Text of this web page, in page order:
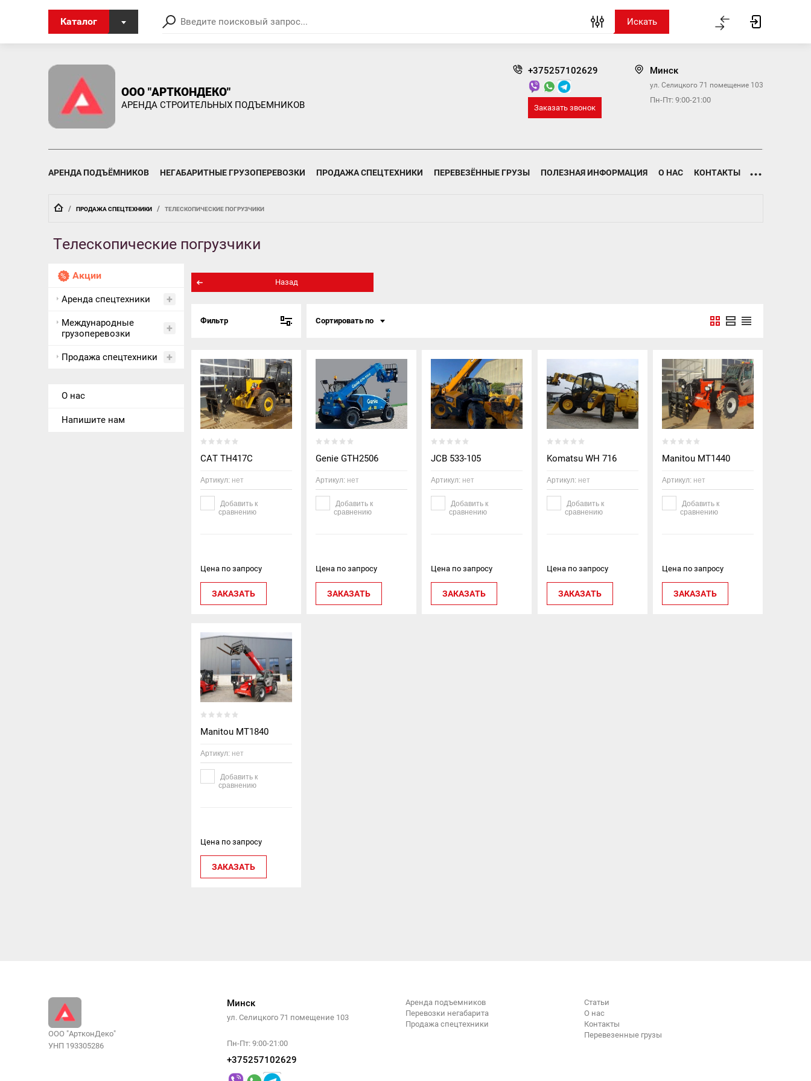
Каталог
ООО "АРТКОНДЕКО"
АРЕНДА СТРОИТЕЛЬНЫХ ПОДЪЕМНИКОВ
+375257102629
Заказать звонок
Минск
ул. Селицкого 71 помещение 103
Пн-Пт: 9:00-21:00
АРЕНДА ПОДЪЁМНИКОВ НЕГАБАРИТНЫЕ ГРУЗОПЕРЕВОЗКИ ПРОДАЖА СПЕЦТЕХНИКИ ПЕРЕВЕЗЁННЫЕ ГРУЗЫ ПОЛЕЗНАЯ ИНФОРМАЦИЯ О НАС КОНТАКТЫ ...
  /
ПРОДАЖА СПЕЦТЕХНИКИ
  /
ТЕЛЕСКОПИЧЕСКИЕ ПОГРУЗЧИКИ
Телескопические погрузчики
Акции
Аренда спецтехники
Международные
грузоперевозки
Продажа спецтехники
О нас
Напишите нам
Назад
Фильтр Сортировать по
CAT TH417C
Артикул:нет
Добавить к
сравнению
Цена по запросу
ЗАКАЗАТЬ
Genie GTH2506
Артикул:нет
Добавить к
сравнению
Цена по запросу
ЗАКАЗАТЬ
JCB 533-105
Артикул: нет
Добавить к
сравнению
Цена по запросу
ЗАКАЗАТЬ
Komatsu WH 716
Артикул:нет
Добавить к
сравнению
Цена по запросу
ЗАКАЗАТЬ
Manitou MT1440
Артикул: нет
Добавить к
сравнению
Цена по запросу
ЗАКАЗАТЬ
Manitou MT1840
Артикул:нет
Добавить к
сравнению
Цена по запросу
ЗАКАЗАТЬ
ООО "АртконДеко"
УНП 193305286
Минск
ул. Селицкого 71 помещение 103
Пн-Пт: 9:00-21:00
+375257102629
Аренда подъемников
Перевозки негабарита
Продажа спецтехники
Статьи
О нас
Контакты
Перевезенные грузы